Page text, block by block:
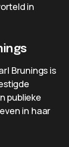
in
Brunings is
publieke
in haar